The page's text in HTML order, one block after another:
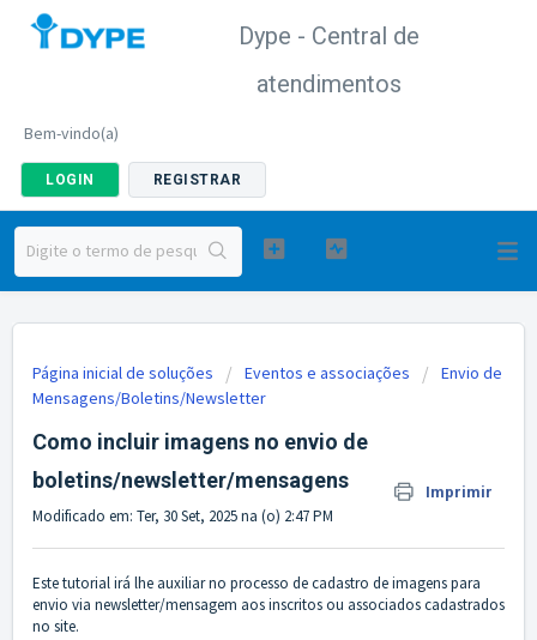
Dype - Central de
atendimentos
Bem-vindo(a)
LOGIN REGISTRAR
Página inicial de soluções Eventos e associações
Envio de
Mensagens/Boletins/Newsletter
Como incluir imagens no envio de
boletins/newsletter/mensagens
Imprimir
Modificado em: Ter, 30 Set, 2025 na (o) 2:47 PM
Este tutorial irá lhe auxiliar no processo de cadastro de imagens para
envio via newsletter/mensagem aos inscritos ou associados cadastrados
no site.